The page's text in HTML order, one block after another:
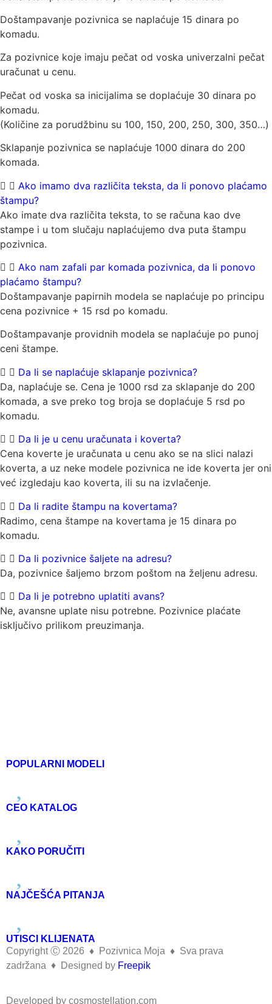
Doštampavanje pozivnica se naplaćuje 15 dinara po
komadu.
Za pozivnice koje imaju pečat od voska univerzalni pečat
uračunat u cenu.
Pečat od voska sa inicijalima se doplaćuje 30 dinara po
komadu.
(Količine za porudžbinu su 100, 150, 200, 250, 300, 350…)
Sklapanje pozivnica se naplaćuje 1000 dinara do 200
komada.
Ako imamo dva različita teksta, da li ponovo plaćamo
štampu?
Ako imate dva različita teksta, to se računa kao dve
stampe i u tom slučaju naplaćujemo dva puta štampu
pozivnica.
Ako nam zafali par komada pozivnica, da li ponovo
plaćamo štampu?
Doštampavanje papirnih modela se naplaćuje po principu
cena pozivnice + 15 rsd po komadu.
Doštampavanje providnih modela se naplaćuje po punoj
ceni štampe.
Da li se naplaćuje sklapanje pozivnica?
Da, naplaćuje se. Cena je 1000 rsd za sklapanje do 200
komada, a sve preko tog broja se doplaćuje 5 rsd po
komadu.
Da li je u cenu uračunata i koverta?
Cena koverte je uračunata u cenu ako se na slici nalazi
koverta, a uz neke modele pozivnica ne ide koverta jer oni
već izgledaju kao koverta, ili su na izvlačenje.
Da li radite štampu na kovertama?
Radimo, cena štampe na kovertama je 15 dinara po
komadu.
Da li pozivnice šaljete na adresu?
Da, pozivnice šaljemo brzom poštom na željenu adresu.
Da li je potrebno uplatiti avans?
Ne, avansne uplate nisu potrebne. Pozivnice plaćate
isključivo prilikom preuzimanja.
POPULARNI MODELI
CEO KATALOG
KAKO PORUČITI
NAJČEŠĆA PITANJA
UTISCI KLIJENATA
Copyright Ⓒ 2026 ♦ Pozivnica Moja ♦ Sva prava
zadržana ♦ Designed by Freepik
Developed by cosmostellation.com